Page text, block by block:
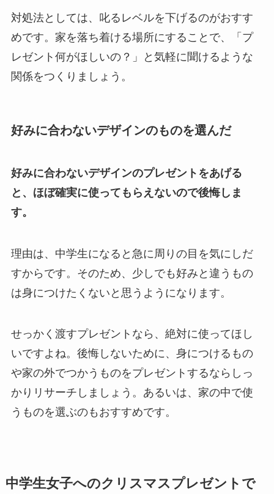
対処法としては、叱るレベルを下げるのがおすす
めです。家を落ち着ける場所にすることで、「プ
レゼント何がほしいの？」と気軽に聞けるような
関係をつくりましょう。
好みに合わないデザインのものを選んだ
好みに合わないデザインのプレゼントをあげる
と、ほぼ確実に使ってもらえないので後悔しま
す。
理由は、中学生になると急に周りの目を気にしだ
すからです。そのため、少しでも好みと違うもの
は身につけたくないと思うようになります。
せっかく渡すプレゼントなら、絶対に使ってほし
いですよね。後悔しないために、身につけるもの
や家の外でつかうものをプレゼントするならしっ
かりリサーチしましょう。あるいは、家の中で使
うものを選ぶのもおすすめです。
中学生女子へのクリスマスプレゼントで